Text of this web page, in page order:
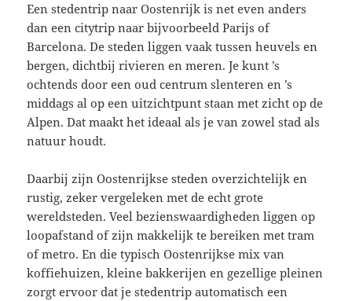
Een stedentrip naar Oostenrijk is net even anders
dan een citytrip naar bijvoorbeeld Parijs of
Barcelona. De steden liggen vaak tussen heuvels en
bergen, dichtbij rivieren en meren. Je kunt ’s
ochtends door een oud centrum slenteren en ’s
middags al op een uitzichtpunt staan met zicht op de
Alpen. Dat maakt het ideaal als je van zowel stad als
natuur houdt.
Daarbij zijn Oostenrijkse steden overzichtelijk en
rustig, zeker vergeleken met de echt grote
wereldsteden. Veel bezienswaardigheden liggen op
loopafstand of zijn makkelijk te bereiken met tram
of metro. En die typisch Oostenrijkse mix van
koffiehuizen, kleine bakkerijen en gezellige pleinen
zorgt ervoor dat je stedentrip automatisch een